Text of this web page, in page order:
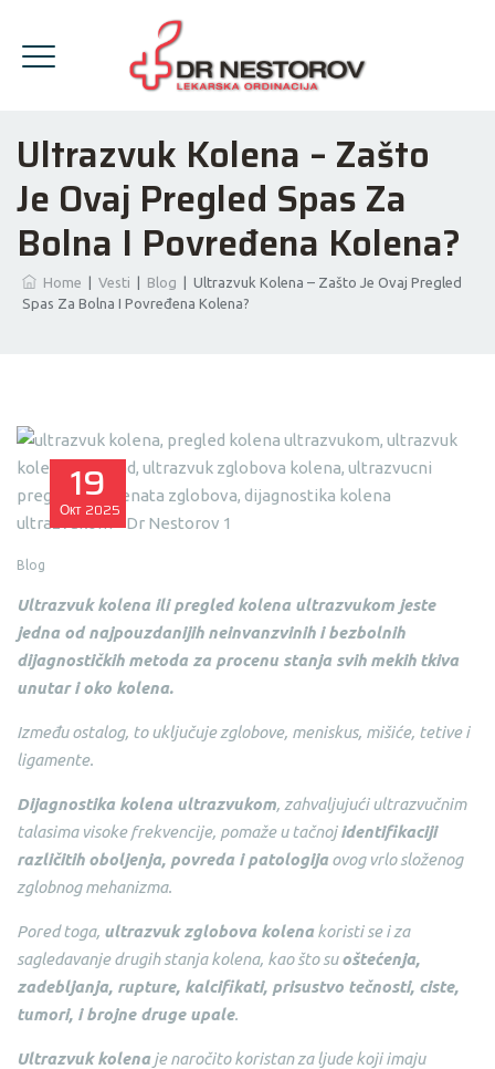
Ultrazvuk Kolena – Zašto
Je Ovaj Pregled Spas Za
Bolna I Povređena Kolena?
Home Vesti Blog
Ultrazvuk Kolena – Zašto Je Ovaj Pregled
Spas Za Bolna I Povređena Kolena?
19
Окт 2025
Blog
Ultrazvuk kolena ili pregled kolena ultrazvukom jeste
jedna od najpouzdanijih neinvanzvinih i bezbolnih
dijagnostičkih metoda za procenu stanja svih mekih tkiva
unutar i oko kolena.
Između ostalog, to uključuje zglobove, meniskus, mišiće, tetive i
ligamente.
Dijagnostika kolena ultrazvukom, zahvaljujući ultrazvučnim
talasima visoke frekvencije, pomaže u tačnojidentifikaciji
različitih oboljenja, povreda i patologija ovog vrlo složenog
zglobnog mehanizma.
Pored toga, ultrazvuk zglobova kolena koristi se i za
sagledavanje drugih stanja kolena, kao što suoštećenja,
zadebljanja, rupture, kalcifikati, prisustvo tečnosti, ciste,
tumori, i brojne druge upale.
Ultrazvuk kolena je naročito koristan za ljude koji imaju